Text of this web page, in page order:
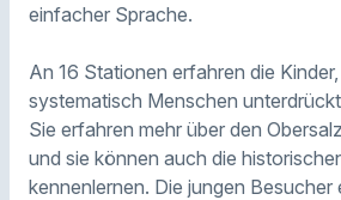
einfacher Sprache.
An 16 Stationen erfahren die
systematisch Menschen
Sie erfahren mehr über den
und sie können auch die
kennenlernen. Die jungen Besucher